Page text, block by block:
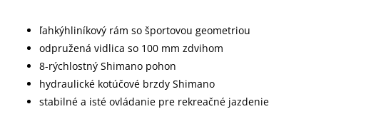
ľahkýhliníkový rám so športovou geometriou
odpružená vidlica so 100 mm zdvihom
8-rýchlostný Shimano pohon
hydraulické kotúčové brzdy Shimano
stabilné a isté ovládanie pre rekreačné jazdenie